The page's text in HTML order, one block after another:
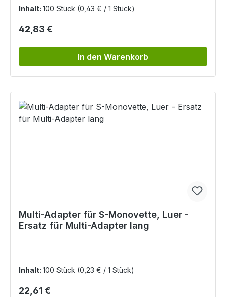
Inhalt: 100 Stück (0,43 € / 1 Stück)
Regulärer Preis:
42,83 €
In den Warenkorb
Multi-Adapter für S-Monovette, Luer -
Ersatz für Multi-Adapter lang
Inhalt: 100 Stück (0,23 € / 1 Stück)
Regulärer Preis:
22,61 €